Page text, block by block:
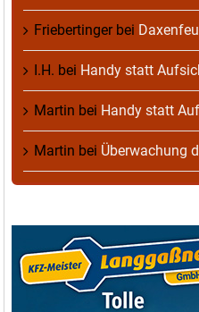
Friebertingerbei
I.H. bei Handy statt
Martin bei Handy statt
Martin bei Überwachung